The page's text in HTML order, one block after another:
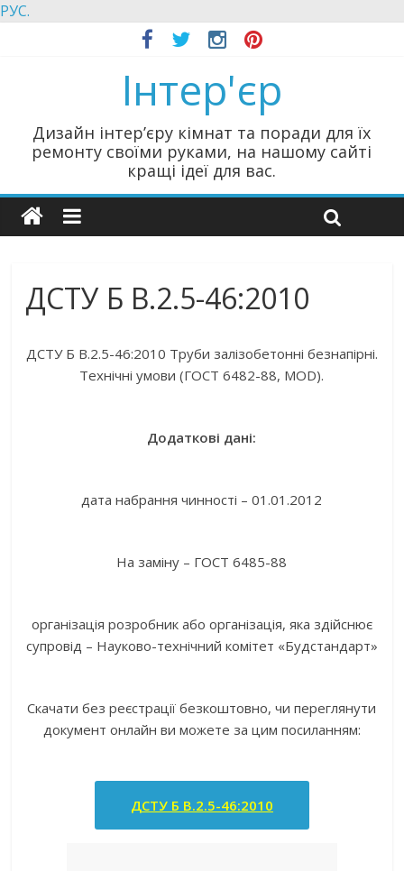
РУС.
Інтер'єр
Дизайн інтер’єру кімнат та поради для їх
ремонту своїми руками, на нашому сайті
кращі ідеї для вас.
ДСТУ Б В.2.5-46:2010
ДСТУ Б В.2.5-46:2010 Труби залізобетонні безнапірні.
Технічні умови (ГОСТ 6482-88, MOD).
Додаткові дані:
дата набрання чинності – 01.01.2012
На заміну – ГОСТ 6485-88
організація розробник або організація, яка здійснює
супровід – Науково-технічний комітет «Будстандарт»
Скачати без реєстрації безкоштовно, чи переглянути
документ онлайн ви можете за цим посиланням:
ДСТУ Б В.2.5-46:2010